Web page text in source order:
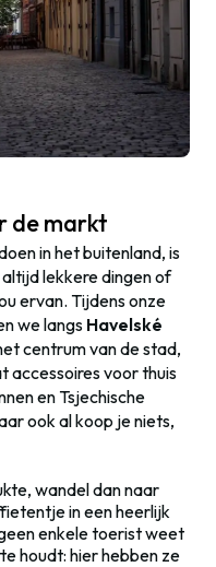
de markt
in het buitenland, is
lekkere dingen of
ervan. Tijdens onze
we langs Havelské
centrum van de stad,
accessoires voor thuis
en Tsjechische
ook al koop je niets,
wandel dan naar
in een heerlijk
enkele toerist weet
houdt: hier hebben ze